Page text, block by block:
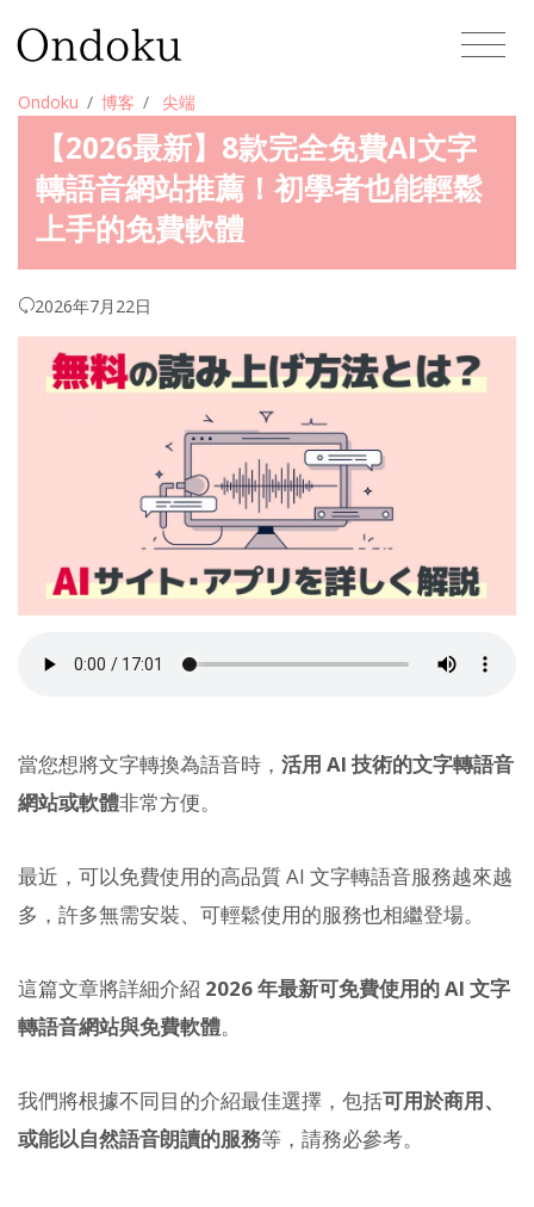
Ondoku 博客 尖端
【2026最新】8款完全免費AI文字
轉語音網站推薦！初學者也能輕鬆
上手的免費軟體
2026年7月22日
當您想將文字轉換為語音時， 活用 AI 技術的文字轉語音
網站或軟體非常方便。
最近，可以免費使用的高品質 AI 文字轉語音服務越來越
多，許多無需安裝、可輕鬆使用的服務也相繼登場。
這篇文章將詳細介紹 2026 年最新可免費使用的 AI 文字
轉語音網站與免費軟體。
我們將根據不同目的介紹最佳選擇，包括可用於商用、
或能以自然語音朗讀的服務等，請務必參考。